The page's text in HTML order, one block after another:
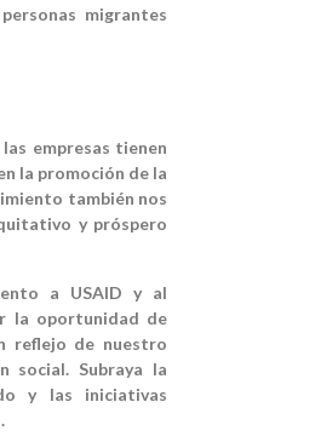
migrantes
empresas tienen
la promoción de la
también nos
y próspero
a USAID y al
la oportunidad de
reflejo de nuestro
social. Subraya la
y las iniciativas